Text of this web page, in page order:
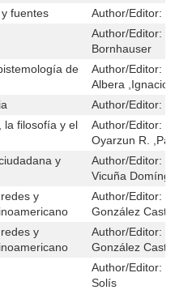
fuentes
Author/Editor:
Author/Editor:
Bornhauser
de
Author/Editor:
Albera ,Ignacio
Author/Editor:
la filosofía y el
Author/Editor:
Oyarzun R.
y
Author/Editor:
Vicuña
y
Author/Editor:
González
y
Author/Editor:
González
Author/Editor:
Solís